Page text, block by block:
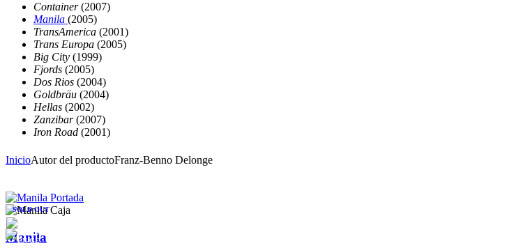
Container(2007)
Manila (2005)
TransAmerica (2001)
Trans Europa (2005)
Big City (1999)
Fjords (2005)
Dos Rios (2004)
Goldbräu (2004)
Hellas (2002)
Zanzibar(2007)
Iron Road (2001)
InicioAutor del productoFranz-Benno Delonge
SOLD OUT
Manila